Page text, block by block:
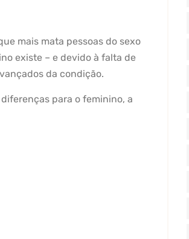
mais mata pessoas do sexo
existe – e devido à falta de
da condição.
para o feminino, a